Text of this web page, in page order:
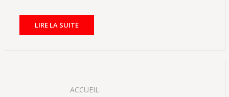
LIRE LA SUITE
ACCUEIL